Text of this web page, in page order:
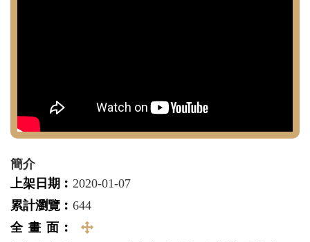
簡介
上架日期︰ 2020-01-07
累計瀏覽︰ 644
全 畫 面︰
全